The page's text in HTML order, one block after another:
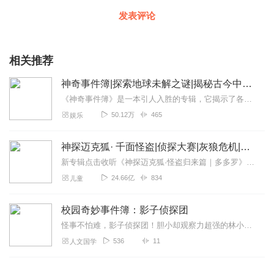
发表评论
相关推荐
神奇事件簿|探索地球未解之谜|揭秘古今中外奇闻异事
《神奇事件簿》是一本引人入胜的专辑，它揭示了各种匪夷所思的现象和未解之谜。无论是神秘的失踪案件，还是离奇的灵异事件，这本书都能带你进入一个全新的世界。在《神奇...
娱乐 50.12万 465
神探迈克狐· 千面怪盗|侦探大赛|灰狼危机|多多罗
新专辑点击收听《神探迈克狐·怪盗归来篇｜多多罗》！！！>>>点击进入主播橱窗购买《神探迈克狐》系列图书吧!<<<多多罗故事【点击前往】收听多多罗其他好玩有趣的故...
儿童 24.66亿 834
校园奇妙事件簿：影子侦探团
怪事不怕难，影子侦探团！胆小却观察力超强的林小星、吃货大力王大胖、冷静学霸苏小雨，加上神助攻橘猫阿吉，组成超搞笑的影子侦探团。校园里怪事频发：会逃跑的早餐、自...
人文国学 536 11